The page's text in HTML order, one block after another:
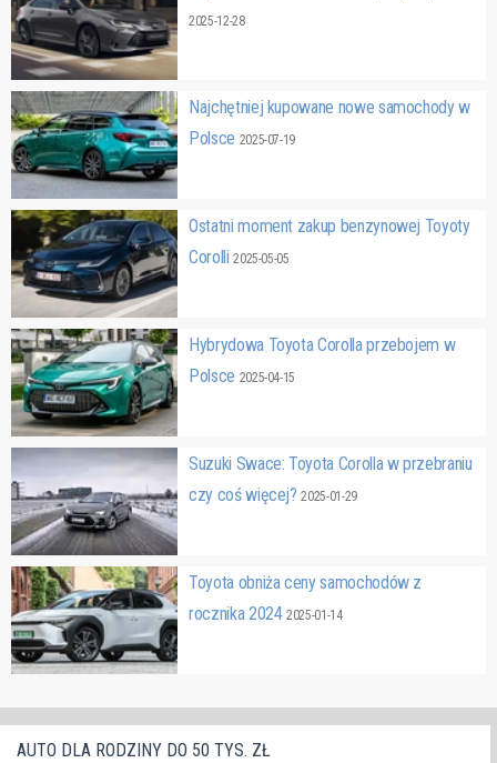
2025-12-28
Najchętniej kupowane nowe samochody w
Polsce 2025-07-19
Ostatni moment zakup benzynowej Toyoty
Corolli2025-05-05
Hybrydowa Toyota Corolla przebojem w
Polsce 2025-04-15
Suzuki Swace: Toyota Corolla w przebraniu
czy coś więcej?2025-01-29
Toyota obniża ceny samochodów z
rocznika 20242025-01-14
AUTO DLA RODZINY DO 50 TYS. ZŁ